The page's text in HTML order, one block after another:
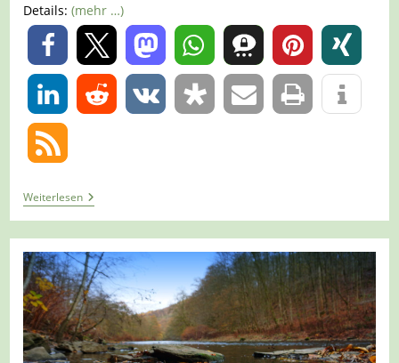
Details:(mehr …)
0
0
WeiterlesenTour
1133
–
Wupperweg
–
Etappe
10/12
–
Von
Burg
Zur
Haasenmühle